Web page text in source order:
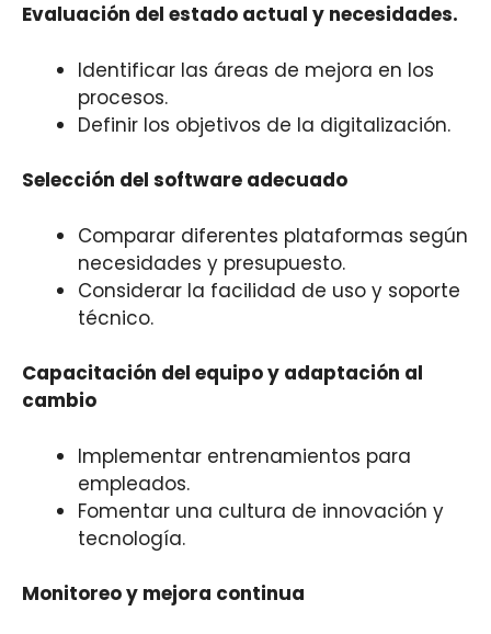
Evaluación del estado actual y necesidades.
Identificar las áreas de mejora en los
procesos.
Definir los objetivos de la digitalización.
Selección del software adecuado
Comparar diferentes plataformas según
necesidades y presupuesto.
Considerar la facilidad de uso y soporte
técnico.
Capacitación del equipo y adaptación al
cambio
Implementar entrenamientos para
empleados.
Fomentar una cultura de innovación y
tecnología.
Monitoreo y mejora continua